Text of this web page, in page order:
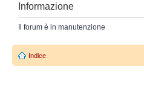
Informazione
Il forum è in manutenzione
Indice